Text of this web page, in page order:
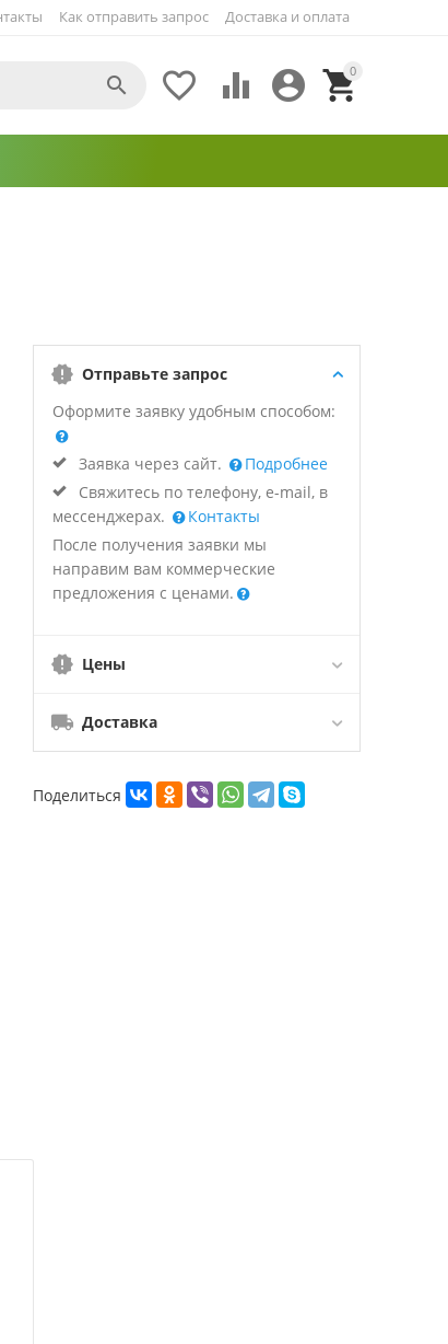
Как отправить запрос Доставка и оплата
0


 

Отправьте запрос
Оформите заявку удобным способом:
Заявка через сайт.
Подробнее
Свяжитесь по телефону, e-mail, в
мессенджерах.
Контакты
После получения заявки мы
направим вам коммерческие
предложения с ценами.
Цены
Доставка
Поделиться